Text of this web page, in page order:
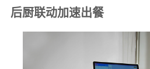
后厨联动加速出餐